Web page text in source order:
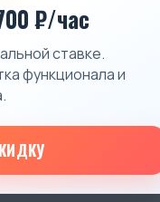
₽/час
ставке.
функционала и